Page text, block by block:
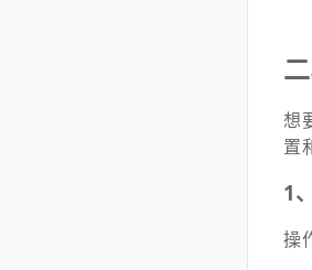
想
置
1
操